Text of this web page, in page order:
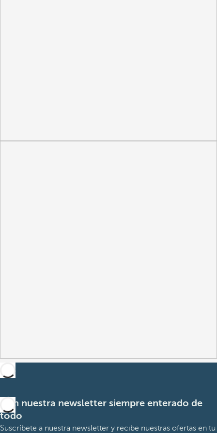
Con nuestra newsletter siempre enterado de
todo
Suscríbete a nuestra newsletter y recibe nuestras ofertas en tu